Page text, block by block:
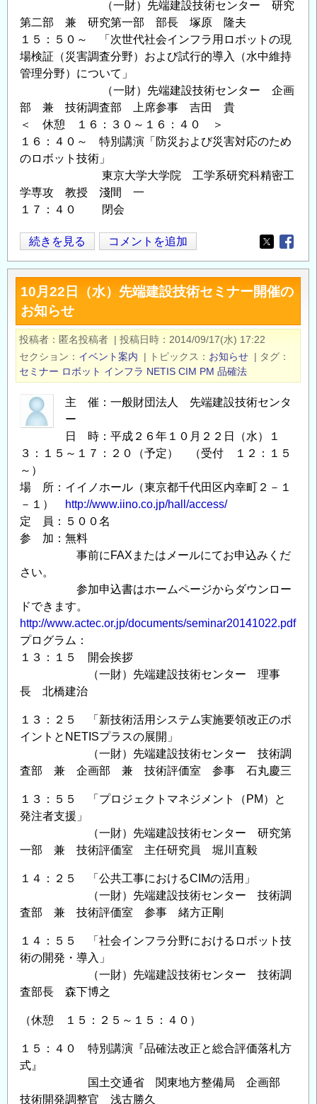
（一財）先端建設技術センター 研究
第二部 兼 研究第一部 部長 塚原 隆夫
１５：５０～ 「次世代社会インフラ用ロボットの現
場検証（災害調査分野）および試行的導入（水中維持
管理分野）について」
（一財）先端建設技術センター 企画
部 兼 技術調査部 上席参事 吉田 貴
＜ 休憩 １６：３０～１６：４０ ＞
１６：４０～ 特別講演「防災および災害対応のため
のロボット技術」
東京大学大学院 工学系研究科精密工
学専攻 教授 淺間 一
１７：４０ 閉会
10
月
11
日
（水）
先
端
建
設
技
術
ミ
ナ
ー
開
催
の
知
せ
の
続きを見る コメントを追加
Opens in
10月22日（水）先端建設技術セミナー開催の
お知らせ
投稿者 匿名投稿者 | 投稿日時
2014/09/17(水) 17:22
セクション
イベント案内 | トピックス お知らせ | タグ
セミナー ロボット インフラ NETIS CIM PM 品確法
主 催：一般財団法人 先端建設技術センタ
ー
日 時：平成２６年１０月２２日（水）１
３：１５～１７：２０（予定） （受付 １２：１５
～）
場 所：イイノホール（東京都千代田区内幸町２－１
－１）
http://www.iino.co.jp/hall/access/
定 員：５００名
参 加：無料
事前にFAXまたはメールにてお申込みくだ
さい。
参加申込書はホームページからダウンロー
ドできます。
http://www.actec.or.jp/documents/seminar20141022.pdf
プログラム：
１３：１５ 開会挨拶
（一財）先端建設技術センター 理事
長 北橋建治
１３：２５ 「新技術活用システム実施要領改正のポ
イントとNETISプラスの展開」
（一財）先端建設技術センター 技術調
査部 兼 企画部 兼 技術評価室 参事 石丸慶三
１３：５５ 「プロジェクトマネジメント（PM）と
発注者支援」
（一財）先端建設技術センター 研究第
一部 兼 技術評価室 主任研究員 堀川直毅
１４：２５ 「公共工事におけるCIMの活用」
（一財）先端建設技術センター 技術調
査部 兼 技術評価室 参事 緒方正剛
１４：５５ 「社会インフラ分野におけるロボット技
術の開発・導入」
（一財）先端建設技術センター 技術調
査部長 森下博之
（休憩 １５：２５～１５：４０）
１５：４０ 特別講演『品確法改正と総合評価落札方
式』
国土交通省 関東地方整備局 企画部
技術開発調整官 浅古勝久